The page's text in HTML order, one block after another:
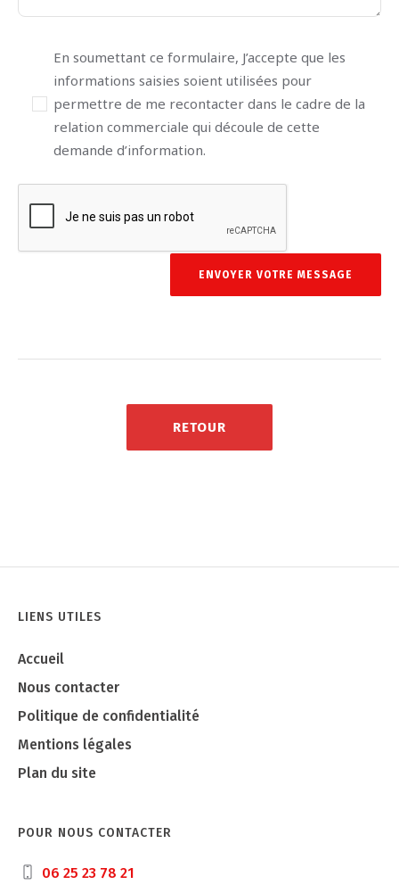
En soumettant ce formulaire, J’accepte que les
informations saisies soient utilisées pour
permettre de me recontacter dans le cadre de la
relation commerciale qui découle de cette
demande d’information.
RETOUR
LIENS UTILES
Accueil
Nous contacter
Politique de confidentialité
Mentions légales
Plan du site
POUR NOUS CONTACTER
06 25 23 78 21